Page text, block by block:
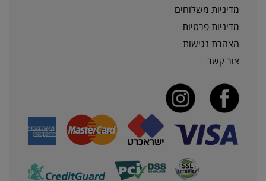
מדיניות משלוחים
מדיניות פרטיות
הצהרת נגישות
צור קשר